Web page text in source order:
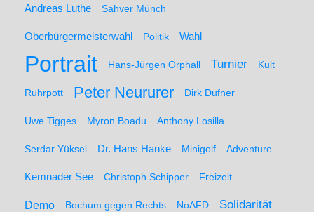
Andreas Luthe Sahver Münch
Oberbürgermeisterwahl Politik Wahl
Portrait Hans-Jürgen Orphall Turnier Kult
Ruhrpott Peter Neururer Dirk Dufner
Uwe Tigges Myron Boadu Anthony Losilla
Serdar Yüksel Dr. Hans Hanke Minigolf Adventure
Kemnader See Christoph Schipper Freizeit
Demo Bochum gegen Rechts NoAFD Solidarität